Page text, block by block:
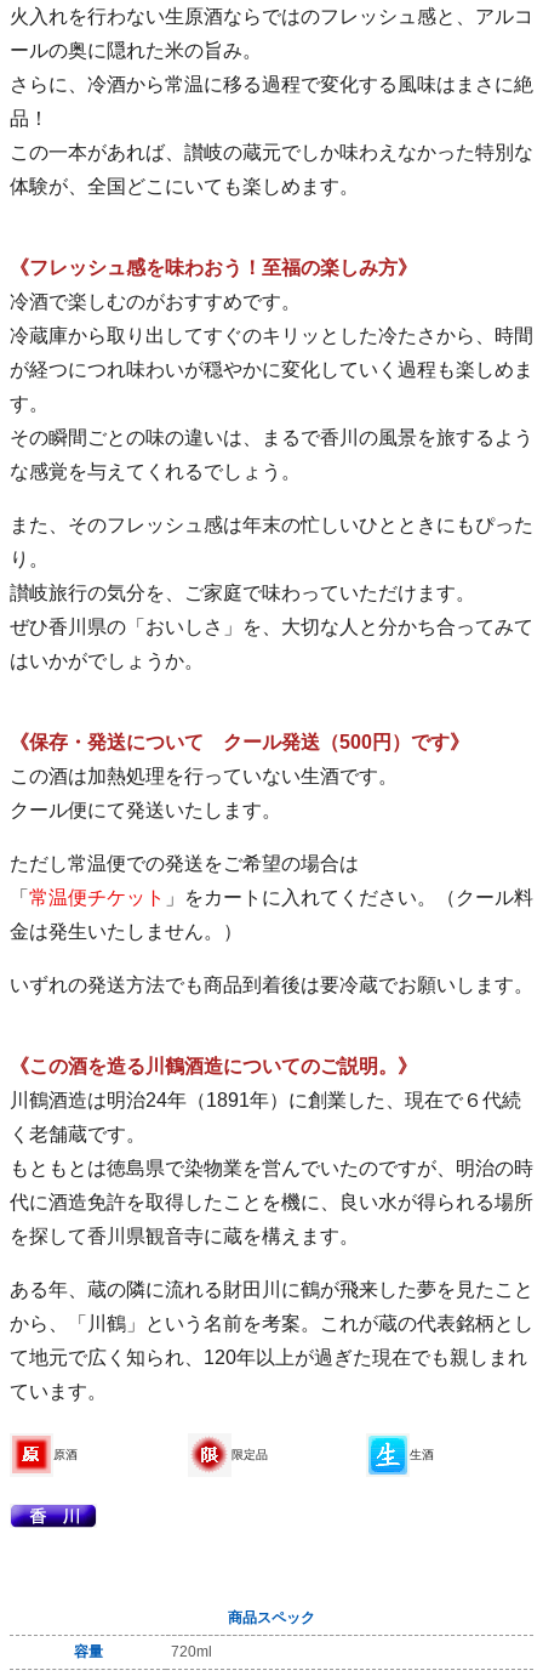
火入れを行わない生原酒ならではのフレッシュ感と、アルコ
ールの奥に隠れた米の旨み。
さらに、冷酒から常温に移る過程で変化する風味はまさに絶
品！
この一本があれば、讃岐の蔵元でしか味わえなかった特別な
体験が、全国どこにいても楽しめます。
《フレッシュ感を味わおう！至福の楽しみ方》
冷酒で楽しむのがおすすめです。
冷蔵庫から取り出してすぐのキリッとした冷たさから、時間
が経つにつれ味わいが穏やかに変化していく過程も楽しめま
す。
その瞬間ごとの味の違いは、まるで香川の風景を旅するよう
な感覚を与えてくれるでしょう。
また、そのフレッシュ感は年末の忙しいひとときにもぴった
り。
讃岐旅行の気分を、ご家庭で味わっていただけます。
ぜひ香川県の「おいしさ」を、大切な人と分かち合ってみて
はいかがでしょうか。
《保存・発送について クール発送（500円）です》
この酒は加熱処理を行っていない生酒です。
クール便にて発送いたします。
ただし常温便での発送をご希望の場合は
「 常温便チケット 」をカートに入れてください。（クール料
金は発生いたしません。）
いずれの発送方法でも商品到着後は要冷蔵でお願いします。
《この酒を造る川鶴酒造についてのご説明。》
川鶴酒造は明治24年（1891年）に創業した、現在で６代続
く老舗蔵です。
もともとは徳島県で染物業を営んでいたのですが、明治の時
代に酒造免許を取得したことを機に、良い水が得られる場所
を探して香川県観音寺に蔵を構えます。
ある年、蔵の隣に流れる財田川に鶴が飛来した夢を見たこと
から、「川鶴」という名前を考案。これが蔵の代表銘柄とし
て地元で広く知られ、120年以上が過ぎた現在でも親しまれ
ています。
原酒 限定品 生酒
商品スペック
容量
720ml